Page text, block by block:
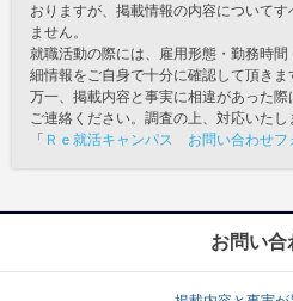
おりますが、掲載情報の内容について
ません。
就職活動の際には、雇用形態・勤務時
細情報をご自身で十分に確認して頂きま
万一、掲載内容と事実に相違があった
ご連絡ください。調査の上、対応いたし
「 Ｒｅ就活キャンパス お問い合わせフ
お問い合